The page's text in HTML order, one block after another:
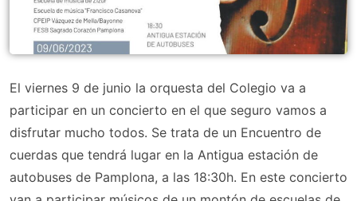
El viernes 9 de junio la orquesta del Colegio va a
participar en un concierto en el que seguro vamos a
disfrutar mucho todos. Se trata de un Encuentro de
cuerdas que tendrá lugar en la Antigua estación de
autobuses de Pamplona, a las 18:30h. En este concierto